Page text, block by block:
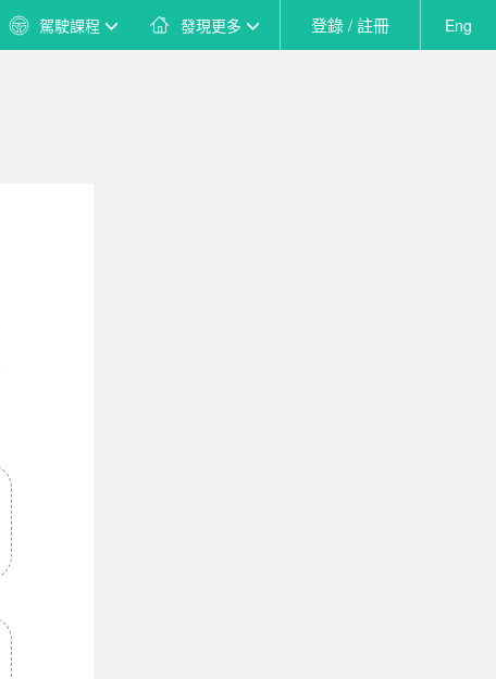
Eng
登錄 / 註冊
發現更多
駕駛課程